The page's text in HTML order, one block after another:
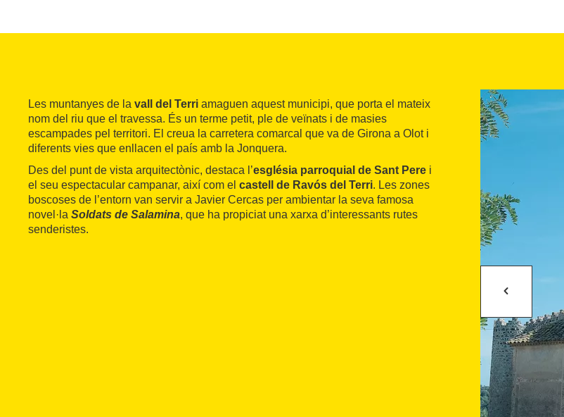
Les muntanyes de la vall del Terri amaguen aquest municipi, que porta el mateix
nom del riu que el travessa. És un terme petit, ple de veïnats i de masies
escampades pel territori. El creua la carretera comarcal que va de Girona a Olot i
diferents vies que enllacen el país amb la Jonquera.
Des del punt de vista arquitectònic, destaca l’església parroquial de Sant Pere i
el seu espectacular campanar, així com el castell de Ravós del Terri. Les zones
boscoses de l’entorn van servir a Javier Cercas per ambientar la seva famosa
novel·la Soldats de Salamina, que ha propiciat una xarxa d’interessants rutes
senderistes.